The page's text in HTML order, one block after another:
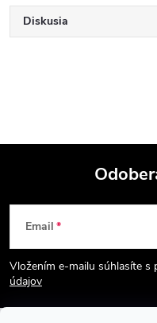
Diskusia
Z
á
p
Email
Vložením e-mailu súhlasíte s
údajov